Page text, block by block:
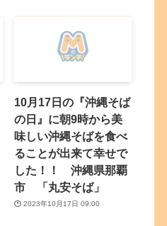
10月17日の『沖縄そば
の日』に朝9時から美
味しい沖縄そばを食べ
ることが出来て幸せで
した！！ 沖縄県那覇
市 「丸安そば」
2023年10月17日 09:00